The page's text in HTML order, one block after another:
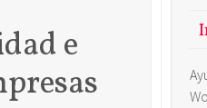
e